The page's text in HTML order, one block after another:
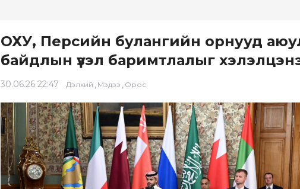
ОХУ, Персийн булангийн орнууд
байдлын үзэл баримтлалыг
30.06.26 22:47 Дэлхий , Мэдээ , Орос